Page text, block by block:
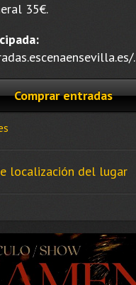
35€.
.
Comprar entradas
localización del lugar